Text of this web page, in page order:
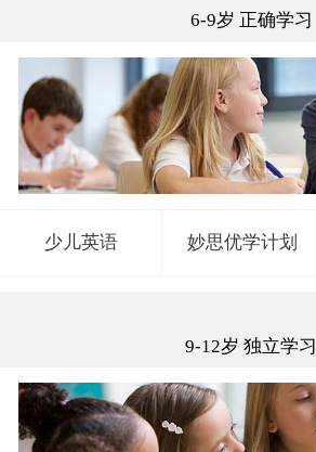
6-9岁 正确学习
少儿英语 妙思优学计划
9-12岁 独立学习